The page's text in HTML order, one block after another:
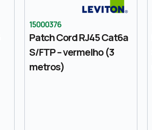
15000376
Patch Cord RJ45 Cat6a
S/FTP – vermelho (3
metros)